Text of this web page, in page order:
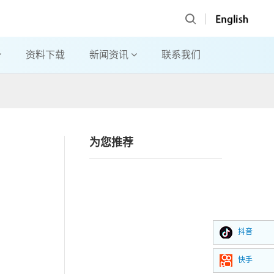
资料下载 新闻资讯 联系我们
为您推荐
抖音
快手